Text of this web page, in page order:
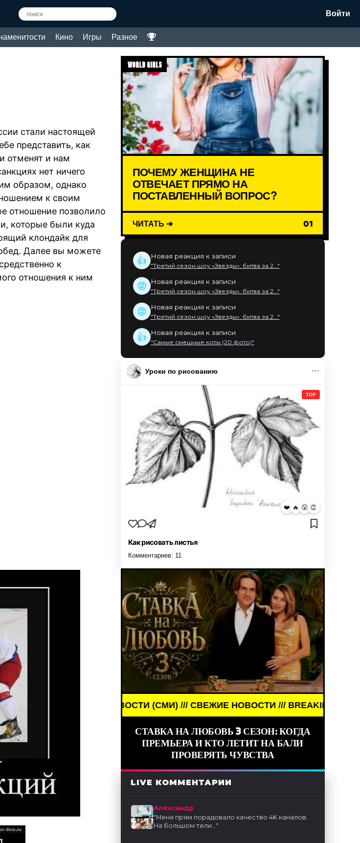
Войти
Кино Игры Разное
стали настоящей
представить, как
отменят и нам
нет ничего
образом, однако
к своим
отношение позволило
которые были куда
клондайк для
Далее вы можете
к
отношения к ним
WORLD GIRLS
ПОЧЕМУ ЖЕНЩИНА НЕ
ОТВЕЧАЕТ ПРЯМО НА
ПОСТАВЛЕННЫЙ ВОПРОС?
ЧИТАТЬ ➔ 01
👍 Новая реакция к записи
"Третий сезон шоу «Звезды»: битва за 2..."
😡 Новая реакция к записи
"Третий сезон шоу «Звезды»: битва за 2..."
😡 Новая реакция к записи
"Третий сезон шоу «Звезды»: битва за 2..."
👍 Новая реакция к записи
"Самые смешные коты (20 фото)"
Уроки по рисованию
TOP
❤️ 🔥 😮 👏
Как рисовать листья
Комментариев: 11
/// НОВОСТИ (СМИ) /// СВЕЖИЕ НОВОСТИ /// BREAKING NEWS /// НОВОСТИ
СТАВКА НА ЛЮБОВЬ 3 СЕЗОН: КОГДА
ПРЕМЬЕРА И КТО ЛЕТИТ НА БАЛИ
ПРОВЕРЯТЬ ЧУВСТВА
LIVE КОММЕНТАРИИ
Александр
"Меня прям порадовало качество 4K каналов.
На большом тели..."